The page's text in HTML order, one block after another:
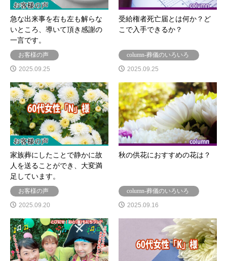
急な出来事を右も左も解らな
いところ、導いて頂き感謝の
一言です。
お客様の声
2025.09.25
受給権者死亡届とは何か？ど
こで入手できるか？
column-葬儀のいろいろ
2025.09.25
家族葬にしたことで静かに故
人を送ることができ、大変満
足しています。
お客様の声
2025.09.20
秋の供花におすすめの花は？
column-葬儀のいろいろ
2025.09.16